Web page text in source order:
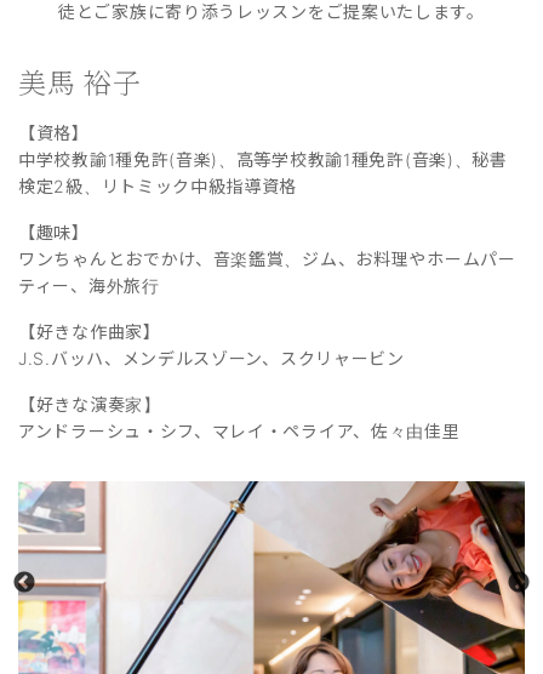
徒とご家族に寄り添うレッスンをご提案いたします。
美馬 裕子
【資格】
中学校教諭1種免許(音楽)、高等学校教諭1種免許(音楽)、秘書
検定2級、リトミック中級指導資格
【趣味】
ワンちゃんとおでかけ、音楽鑑賞、ジム、お料理やホームパー
ティー、海外旅行
【好きな作曲家】
J.S.バッハ、メンデルスゾーン、スクリャービン
【好きな演奏家】
アンドラーシュ・シフ、マレイ・ペライア、佐々由佳里